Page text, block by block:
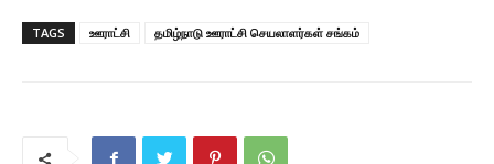
TAGS ஊராட்சி தமிழ்நாடு ஊராட்சி செயலாளர்கள் சங்கம்